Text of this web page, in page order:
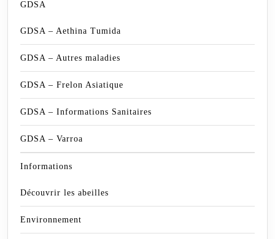
GDSA
GDSA – Aethina Tumida
GDSA – Autres maladies
GDSA – Frelon Asiatique
GDSA – Informations Sanitaires
GDSA – Varroa
Informations
Découvrir les abeilles
Environnement